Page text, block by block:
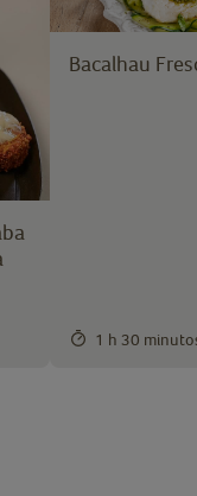
Bacalhau
1 h 30